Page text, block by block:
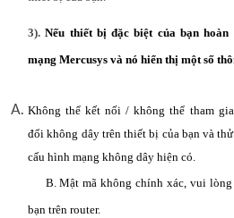
3). Nếu thiết bị đặc biệt của bạn
mạng Mercusys và nó hiển thị một số
Không thể kết nối / không thể tham
đổi không dây trên thiết bị của bạn và
cấu hình mạng không dây hiện có.
B. Mật mã không chính xác, vui lòng
bạn trên router.